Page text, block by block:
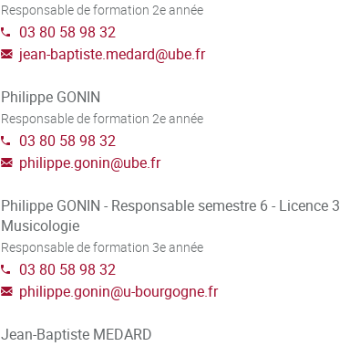
Responsable de formation 2e année
03 80 58 98 32
jean-baptiste.medard@ube.fr
Philippe GONIN
Responsable de formation 2e année
03 80 58 98 32
philippe.gonin@ube.fr
Philippe GONIN - Responsable semestre 6 - Licence 3
Musicologie
Responsable de formation 3e année
03 80 58 98 32
philippe.gonin@u-bourgogne.fr
Jean-Baptiste MEDARD